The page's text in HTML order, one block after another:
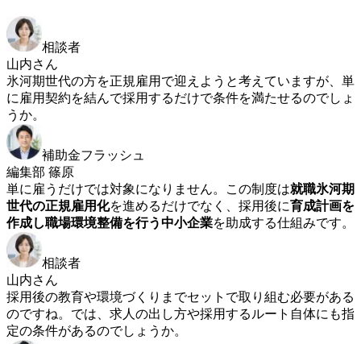
相談者
山内さん
氷河期世代の方を正規雇用で迎えようと考えていますが、単
に雇用契約を結んで採用するだけで条件を満たせるのでしょ
うか。
補助金フラッシュ
編集部 篠原
単に雇うだけでは対象になりません。この制度は就職氷河期
世代の正規雇用化を進めるだけでなく、採用後に育成計画を
作成し職場環境整備を行う中小企業を助成する仕組みです。
相談者
山内さん
採用後の教育や環境づくりまでセットで取り組む必要がある
のですね。では、求人の出し方や採用するルート自体にも指
定の条件があるのでしょうか。